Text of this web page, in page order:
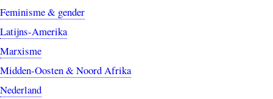
Feminisme & gender
Latijns-Amerika
Marxisme
Midden-Oosten & Noord Afrika
Nederland